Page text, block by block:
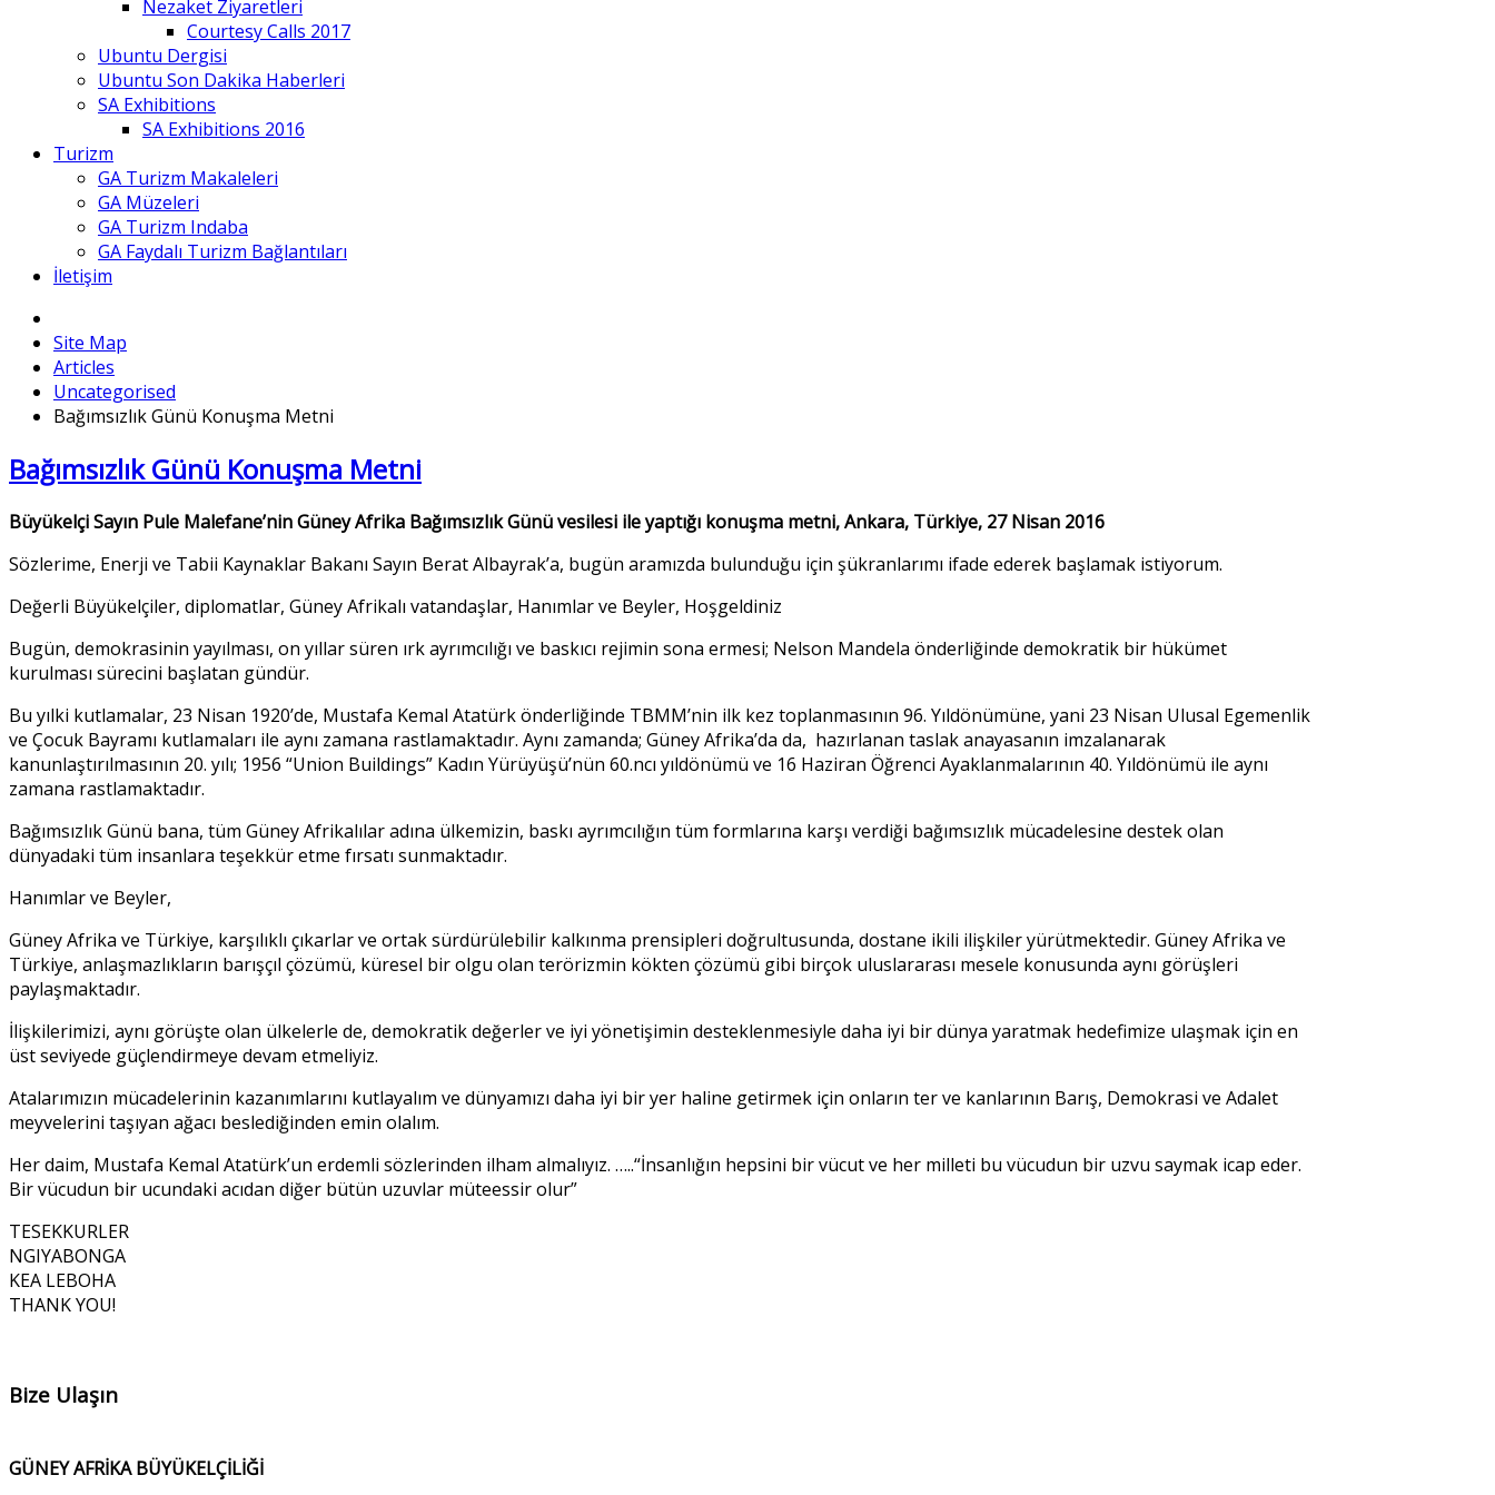
Nezaket Ziyaretleri
Courtesy Calls 2017
Ubuntu Dergisi
Ubuntu Son Dakika Haberleri
SA Exhibitions
SA Exhibitions 2016
Turizm
GA Turizm Makaleleri
GA Müzeleri
GA Turizm Indaba
GA Faydalı Turizm Bağlantıları
İletişim
Site Map
Articles
Uncategorised
Bağımsızlık Günü Konuşma Metni
Bağımsızlık Günü Konuşma Metni
Büyükelçi Sayın Pule Malefane’nin Güney Afrika Bağımsızlık Günü vesilesi ile yaptığı konuşma metni, Ankara, Türkiye, 27 Nisan 2016
Sözlerime, Enerji ve Tabii Kaynaklar Bakanı Sayın Berat Albayrak’a, bugün aramızda bulunduğu için şükranlarımı ifade ederek başlamak istiyorum.
Değerli Büyükelçiler, diplomatlar, Güney Afrikalı vatandaşlar, Hanımlar ve Beyler, Hoşgeldiniz
Bugün, demokrasinin yayılması, on yıllar süren ırk ayrımcılığı ve baskıcı rejimin sona ermesi; Nelson Mandela önderliğinde demokratik bir hükümet
kurulması sürecini başlatan gündür.
Bu yılki kutlamalar, 23 Nisan 1920’de, Mustafa Kemal Atatürk önderliğinde TBMM’nin ilk kez toplanmasının 96. Yıldönümüne, yani 23 Nisan Ulusal Egemenlik
ve Çocuk Bayramı kutlamaları ile aynı zamana rastlamaktadır. Aynı zamanda; Güney Afrika’da da, hazırlanan taslak anayasanın imzalanarak
kanunlaştırılmasının 20. yılı; 1956 “Union Buildings” Kadın Yürüyüşü’nün 60.ncı yıldönümü ve 16 Haziran Öğrenci Ayaklanmalarının 40. Yıldönümü ile aynı
zamana rastlamaktadır.
Bağımsızlık Günü bana, tüm Güney Afrikalılar adına ülkemizin, baskı ayrımcılığın tüm formlarına karşı verdiği bağımsızlık mücadelesine destek olan
dünyadaki tüm insanlara teşekkür etme fırsatı sunmaktadır.
Hanımlar ve Beyler,
Güney Afrika ve Türkiye, karşılıklı çıkarlar ve ortak sürdürülebilir kalkınma prensipleri doğrultusunda, dostane ikili ilişkiler yürütmektedir. Güney Afrika ve
Türkiye, anlaşmazlıkların barışçıl çözümü, küresel bir olgu olan terörizmin kökten çözümü gibi birçok uluslararası mesele konusunda aynı görüşleri
paylaşmaktadır.
İlişkilerimizi, aynı görüşte olan ülkelerle de, demokratik değerler ve iyi yönetişimin desteklenmesiyle daha iyi bir dünya yaratmak hedefimize ulaşmak için en
üst seviyede güçlendirmeye devam etmeliyiz.
Atalarımızın mücadelerinin kazanımlarını kutlayalım ve dünyamızı daha iyi bir yer haline getirmek için onların ter ve kanlarının Barış, Demokrasi ve Adalet
meyvelerini taşıyan ağacı beslediğinden emin olalım.
Her daim, Mustafa Kemal Atatürk’un erdemli sözlerinden ilham almalıyız. …..“İnsanlığın hepsini bir vücut ve her milleti bu vücudun bir uzvu saymak icap eder.
Bir vücudun bir ucundaki acıdan diğer bütün uzuvlar müteessir olur”
TESEKKURLER
NGIYABONGA
KEA LEBOHA
THANK YOU!
Bize Ulaşın
GÜNEY AFRİKA BÜYÜKELÇİLİĞİ